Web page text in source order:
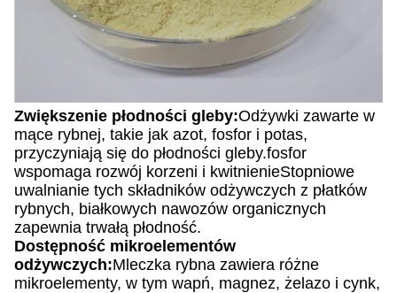
Zwiększenie płodności gleby:Odżywki zawarte w
mące rybnej, takie jak azot, fosfor i potas,
przyczyniają się do płodności gleby.fosfor
wspomaga rozwój korzeni i kwitnienieStopniowe
uwalnianie tych składników odżywczych z płatków
rybnych, białkowych nawozów organicznych
zapewnia trwałą płodność.
Dostępność mikroelementów
odżywczych:Mleczka rybna zawiera różne
mikroelementy, w tym wapń, magnez, żelazo i cynk,